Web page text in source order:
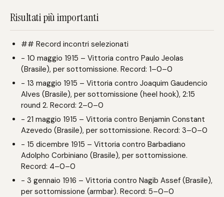
Risultati più importanti
## Record incontri selezionati
- 10 maggio 1915 – Vittoria contro Paulo Jeolas
(Brasile), per sottomissione. Record: 1–0–0
- 13 maggio 1915 – Vittoria contro Joaquim Gaudencio
Alves (Brasile), per sottomissione (heel hook), 2:15
round 2. Record: 2–0–0
- 21 maggio 1915 – Vittoria contro Benjamin Constant
Azevedo (Brasile), per sottomissione. Record: 3–0–0
- 15 dicembre 1915 – Vittoria contro Barbadiano
Adolpho Corbiniano (Brasile), per sottomissione.
Record: 4–0–0
- 3 gennaio 1916 – Vittoria contro Nagib Assef (Brasile),
per sottomissione (armbar). Record: 5–0–0